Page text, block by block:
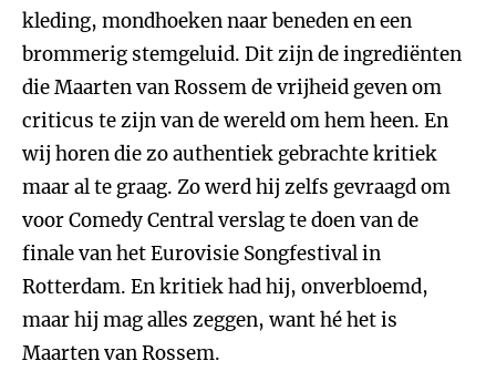
kleding, mondhoeken naar beneden en een
brommerig stemgeluid. Dit zijn de ingrediënten
die Maarten van Rossem de vrijheid geven om
criticus te zijn van de wereld om hem heen. En
wij horen die zo authentiek gebrachte kritiek
maar al te graag. Zo werd hij zelfs gevraagd om
voor Comedy Central verslag te doen van de
finale van het Eurovisie Songfestival in
Rotterdam. En kritiek had hij, onverbloemd,
maar hij mag alles zeggen, want hé het is
Maarten van Rossem.